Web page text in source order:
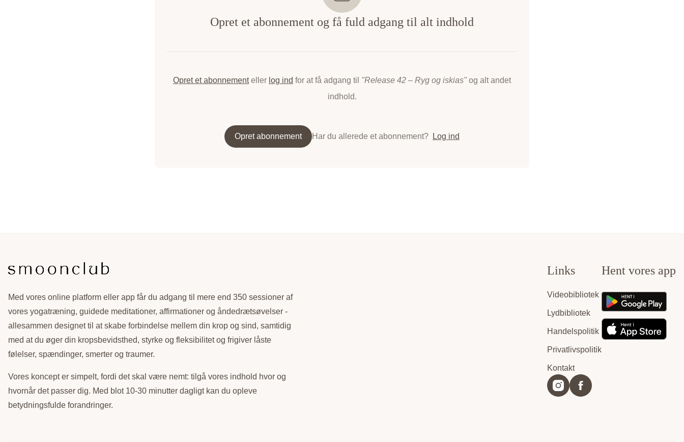
Opret et abonnement og få fuld adgang til alt indhold
Opret et abonnementeller log ind for at få adgang til "Release 42 – Ryg og iskias" og alt andet
indhold.
Opret abonnement Har du allerede et abonnement? Log ind
Med vores online platform eller app får du adgang til mere end 350 sessioner af
vores yogatræning, guidede meditationer, affirmationer og åndedrætsøvelser -
allesammen designet til at skabe forbindelse mellem din krop og sind, samtidig
med at du øger din kropsbevidsthed, styrke og fleksibilitet og frigiver låste
følelser, spændinger, smerter og traumer.
Vores koncept er simpelt, fordi det skal være nemt: tilgå vores indhold hvor og
hvornår det passer dig. Med blot 10-30 minutter dagligt kan du opleve
betydningsfulde forandringer.
Links
Videobibliotek
Lydbibliotek
Handelspolitik
Privatlivspolitik
Kontakt
Hent vores app
InstagramFacebook